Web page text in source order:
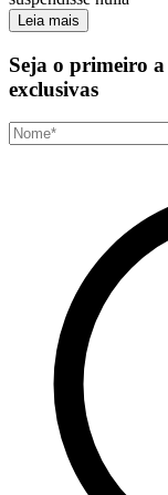
Leia mais
Seja o primeiro a
exclusivas